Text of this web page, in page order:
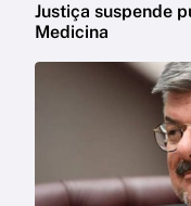
Justiça suspende
Medicina